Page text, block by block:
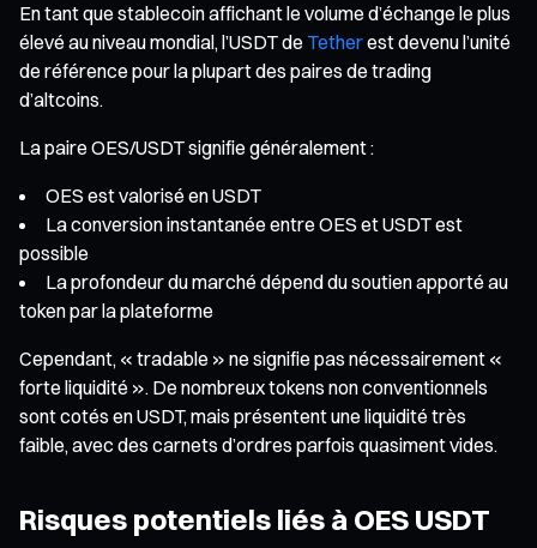
En tant que stablecoin affichant le volume d’échange le plus
élevé au niveau mondial, l’USDT de Tetherest devenu l’unité
de référence pour la plupart des paires de trading
d’altcoins.
La paire OES/USDT signifie généralement :
OES est valorisé en USDT
La conversion instantanée entre OES et USDT est
possible
La profondeur du marché dépend du soutien apporté au
token par la plateforme
Cependant, « tradable » ne signifie pas nécessairement «
forte liquidité ». De nombreux tokens non conventionnels
sont cotés en USDT, mais présentent une liquidité très
faible, avec des carnets d’ordres parfois quasiment vides.
Risques potentiels liés à OES USDT